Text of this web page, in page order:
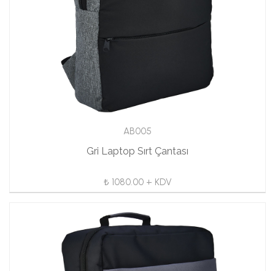
AB005
Gri Laptop Sırt Çantası
₺ 1080.00 + KDV